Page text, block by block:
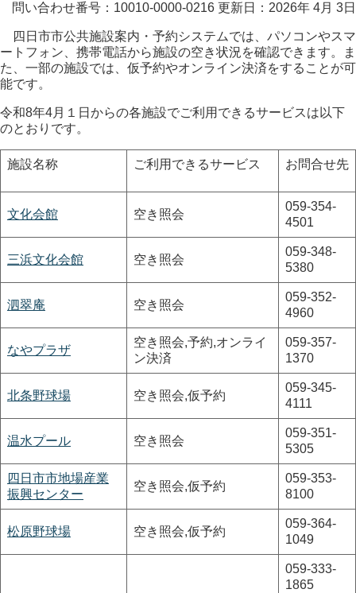
問い合わせ番号：10010-0000-0216 更新日：2026年 4月 3日
四日市市公共施設案内・予約システムでは、パソコンやスマ
ートフォン、携帯電話から施設の空き状況を確認できます。ま
た、一部の施設では、仮予約やオンライン決済をすることが可
能です。
令和8年4月１日からの各施設でご利用できるサービスは以下
のとおりです。
施設名称 ご利用できるサービス お問合せ先
文化会館 空き照会
059-354-
4501
三浜文化会館 空き照会
059-348-
5380
泗翠庵 空き照会
059-352-
4960
なやプラザ
空き照会,予約,オンライ
ン決済
059-357-
1370
北条野球場 空き照会,仮予約
059-345-
4111
温水プール 空き照会
059-351-
5305
四日市市地場産業
振興センター
空き照会,仮予約
059-353-
8100
松原野球場 空き照会,仮予約
059-364-
1049
059-333-
1865